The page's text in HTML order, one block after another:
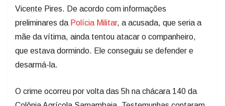
Vicente Pires. De acordo com informações
preliminares da Polícia Militar, a acusada, que seria a
mãe da vítima, ainda tentou atacar o companheiro,
que estava dormindo. Ele conseguiu se defender e
desarmá-la.
O crime ocorreu por volta das 5h na chácara 140 da